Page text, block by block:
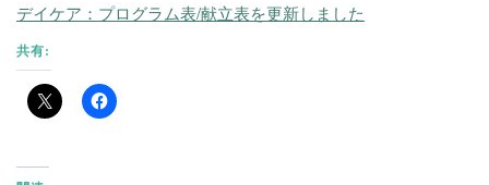
デイケア：プログラム表/献立表を更新しました
共有: